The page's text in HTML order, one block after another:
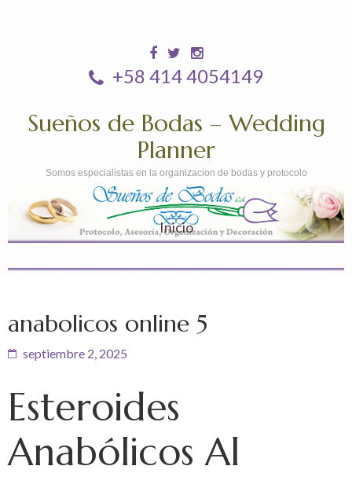
+58 414 4054149
Sueños de Bodas – Wedding
Planner
Somos especialistas en la organizacion de bodas y protocolo
Inicio
anabolicos online 5
septiembre 2, 2025
Esteroides
Anabólicos Al